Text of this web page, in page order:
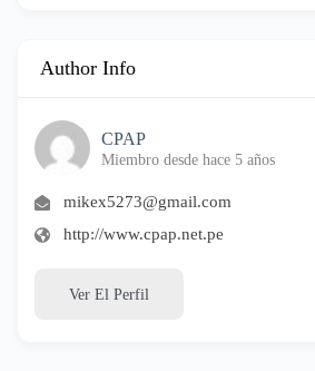
Author Info
CPAP
Miembro desde hace 5 años
mikex5273@gmail.com
http://www.cpap.net.pe
Ver El Perfil